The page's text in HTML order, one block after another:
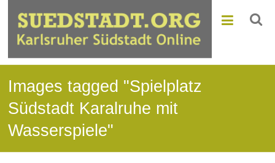
Images tagged "Spielplatz
Südstadt Karalruhe mit
Wasserspiele"